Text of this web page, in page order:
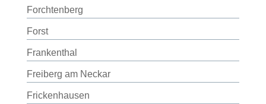
Forchtenberg
Forst
Frankenthal
Freiberg am Neckar
Frickenhausen